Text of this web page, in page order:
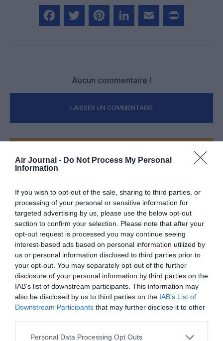
Air Journal - Do Not Process My Personal
Information
If you wish to opt-out of the sale, sharing to third parties, or
processing of your personal or sensitive information for
targeted advertising by us, please use the below opt-out
section to confirm your selection. Please note that after your
opt-out request is processed you may continue seeing
interest-based ads based on personal information utilized by
us or personal information disclosed to third parties prior to
your opt-out. You may separately opt-out of the further
disclosure of your personal information by third parties on the
IAB’s list of downstream participants. This information may
also be disclosed by us to third parties on the IAB’s List of
Downstream Participants that may further disclose it to other
Personal Data Processing Opt Outs
Aucun commentaire !
LAISSER UN COMMENTAIRE
Soutenez Air Journal participezà son
développement !
NOUS SOUTENIR
DERNIERS COMMENTAIRES